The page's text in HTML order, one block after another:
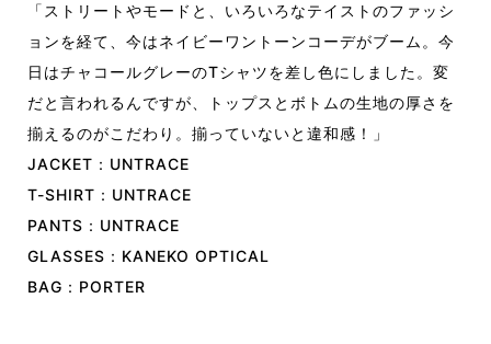
「ストリートやモードと、いろいろなテイストのファッシ
ョンを経て、今はネイビーワントーンコーデがブーム。今
日はチャコールグレーのTシャツを差し色にしました。変
だと言われるんですが、トップスとボトムの生地の厚さを
揃えるのがこだわり。揃っていないと違和感！」
JACKET：UNTRACE
T-SHIRT：UNTRACE
PANTS：UNTRACE
GLASSES：KANEKO OPTICAL
BAG：PORTER